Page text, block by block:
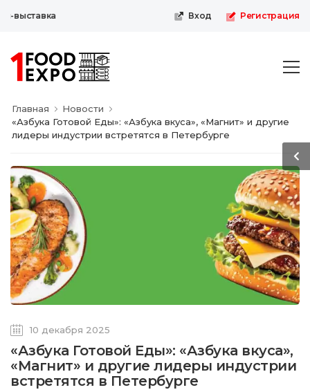
выставка Вход Регистрация
Главная
Новости
«Азбука Готовой Еды»: «Азбука вкуса», «Магнит» и другие
лидеры индустрии встретятся в Петербурге
10 декабря 2025
«Азбука Готовой Еды»: «Азбука вкуса»,
«Магнит» и другие лидеры индустрии
встретятся в Петербурге